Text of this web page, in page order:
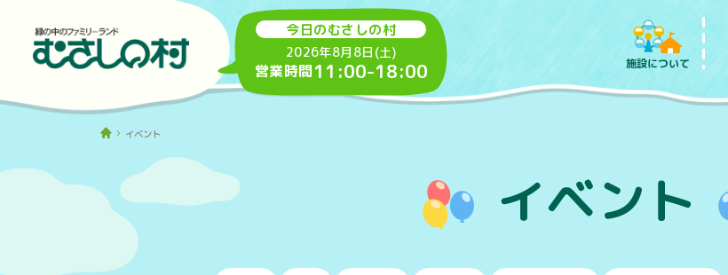
今日のむさしの村
2026年8月8日(土)
営業時間11:00-18:00 施設について
イベント
イベント